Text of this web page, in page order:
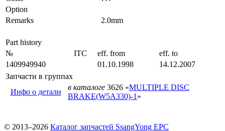
Option
Remarks
2.0mm
Part history
№
ITC eff. from
eff. to
1409949940
01.10.1998
14.12.2007
Запчасти в группах
Инфо о детали
в каталоге 3626 «MULTIPLE DISC
BRAKE(W5A330)-1 »
© 2013–2026 Каталог запчастей SsangYong EPC